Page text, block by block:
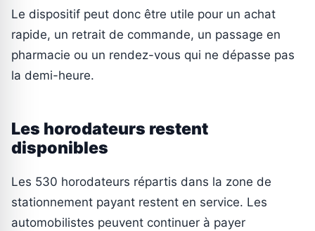
Le dispositif peut donc être utile pour un achat
rapide, un retrait de commande, un passage en
pharmacie ou un rendez-vous qui ne dépasse pas
la demi-heure.
Les horodateurs restent
disponibles
Les 530 horodateurs répartis dans la zone de
stationnement payant restent en service. Les
automobilistes peuvent continuer à payer